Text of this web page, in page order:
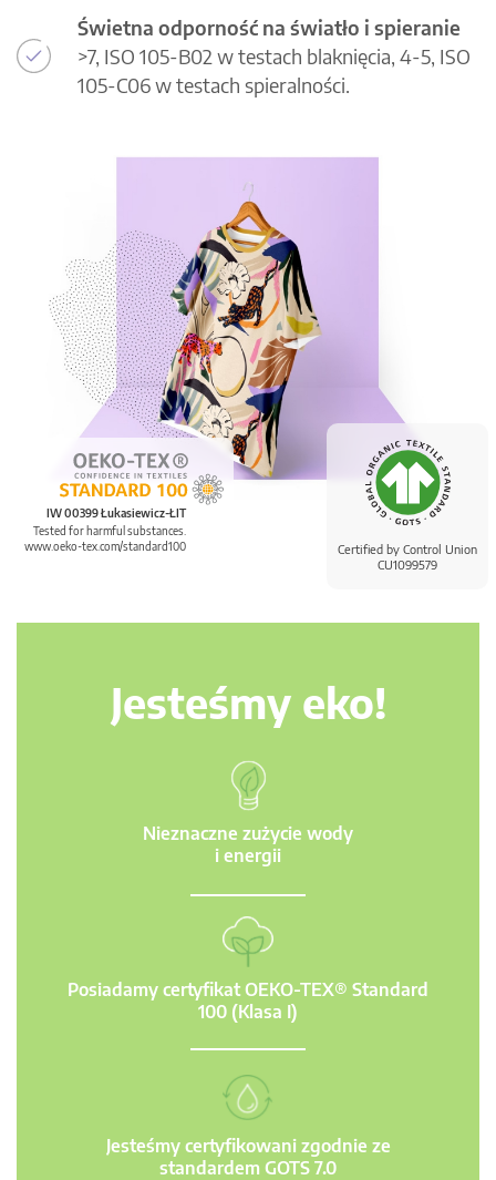
Certified by Control Union
CU1099579
IW 00399 Łukasiewicz-ŁIT
Tested for harmful substances.
www.oeko-tex.com/standard100
Świetna odporność na światło i spieranie
>7, ISO 105-B02 w testach blaknięcia, 4-5, ISO
105-C06 w testach spieralności.
Jesteśmy eko!
Nieznaczne zużycie wody
i energii
Posiadamy certyfikat OEKO-TEX® Standard
100 (Klasa I)
Jesteśmy certyfikowani zgodnie ze
standardem GOTS 7.0